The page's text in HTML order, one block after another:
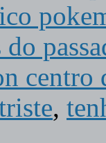
do
centro
,